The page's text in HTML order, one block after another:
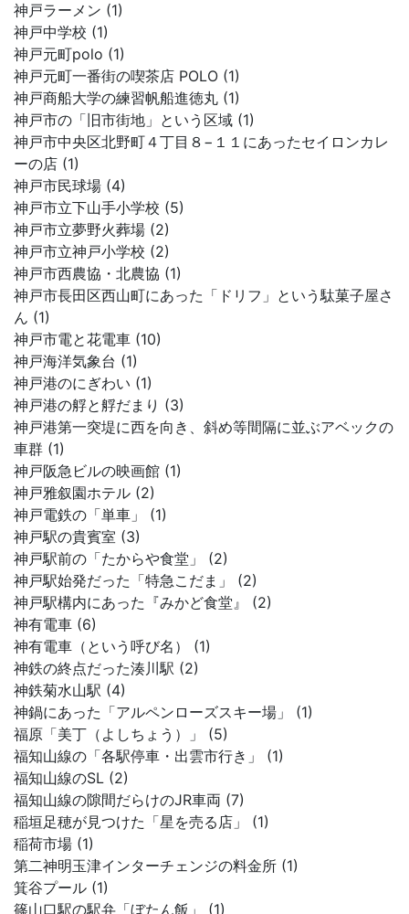
神戸ラーメン (1)
神戸中学校 (1)
神戸元町polo (1)
神戸元町一番街の喫茶店 POLO (1)
神戸商船大学の練習帆船進徳丸 (1)
神戸市の「旧市街地」という区域 (1)
神戸市中央区北野町４丁目８−１１にあったセイロンカレ
ーの店 (1)
神戸市民球場 (4)
神戸市立下山手小学校 (5)
神戸市立夢野火葬場 (2)
神戸市立神戸小学校 (2)
神戸市西農協・北農協 (1)
神戸市長田区西山町にあった「ドリフ」という駄菓子屋さ
ん (1)
神戸市電と花電車 (10)
神戸海洋気象台 (1)
神戸港のにぎわい (1)
神戸港の艀と艀だまり (3)
神戸港第一突堤に西を向き、斜め等間隔に並ぶアベックの
車群 (1)
神戸阪急ビルの映画館 (1)
神戸雅叙園ホテル (2)
神戸電鉄の「単車」 (1)
神戸駅の貴賓室 (3)
神戸駅前の「たからや食堂」 (2)
神戸駅始発だった「特急こだま」 (2)
神戸駅構内にあった『みかど食堂』 (2)
神有電車 (6)
神有電車（という呼び名） (1)
神鉄の終点だった湊川駅 (2)
神鉄菊水山駅 (4)
神鍋にあった「アルペンローズスキー場」 (1)
福原「美丁（よしちょう）」 (5)
福知山線の「各駅停車・出雲市行き」 (1)
福知山線のSL (2)
福知山線の隙間だらけのJR車両 (7)
稲垣足穂が見つけた「星を売る店」 (1)
稲荷市場 (1)
第二神明玉津インターチェンジの料金所 (1)
箕谷プール (1)
篠山口駅の駅弁「ぼたん飯」 (1)